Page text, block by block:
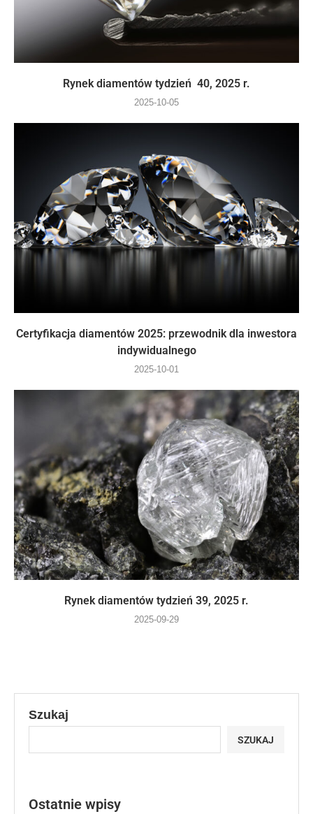
Rynek diamentów tydzień 40, 2025 r.
2025-10-05
Certyfikacja diamentów 2025: przewodnik dla inwestora
indywidualnego
2025-10-01
Rynek diamentów tydzień 39, 2025 r.
2025-09-29
Szukaj
SZUKAJ
Ostatnie wpisy